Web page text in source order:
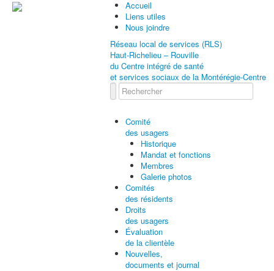
Accueil
Liens utiles
Nous joindre
Réseau local de services (RLS)
Haut-Richelieu – Rouville
du Centre intégré de santé
et services sociaux de la Montérégie-Centre
Comité
des usagers
Historique
Mandat et fonctions
Membres
Galerie photos
Comités
des résidents
Droits
des usagers
Évaluation
de la clientèle
Nouvelles,
documents et journal